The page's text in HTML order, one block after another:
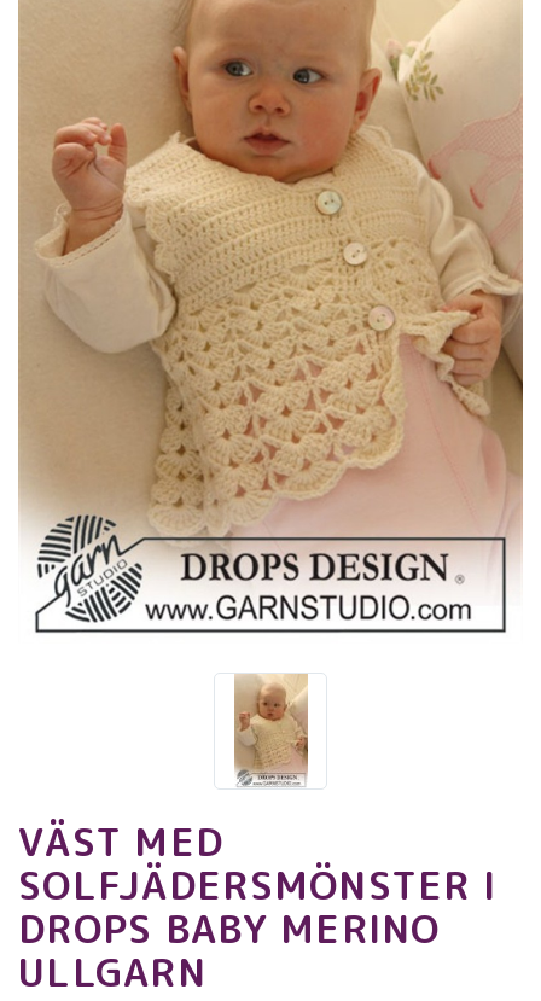
VÄST MED
SOLFJÄDERSMÖNSTER I
DROPS BABY MERINO
ULLGARN